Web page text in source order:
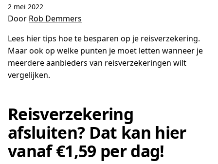
2 mei 2022
Door Rob Demmers
Lees hier tips hoe te besparen op je reisverzekering.
Maar ook op welke punten je moet letten wanneer je
meerdere aanbieders van reisverzekeringen wilt
vergelijken.
Reisverzekering
afsluiten? Dat kan hier
vanaf €1,59 per dag!